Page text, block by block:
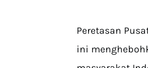
Peretasan
ini